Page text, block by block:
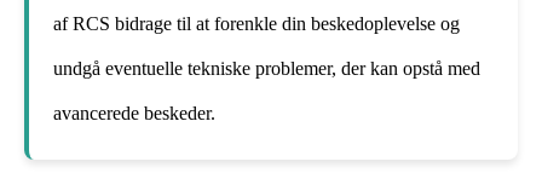
af RCS bidrage til at forenkle din beskedoplevelse og
undgå eventuelle tekniske problemer, der kan opstå med
avancerede beskeder.